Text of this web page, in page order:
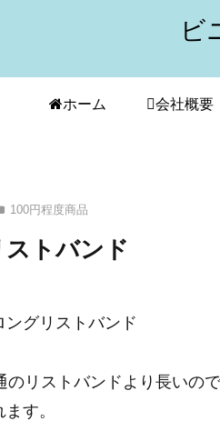
ビ
ホーム 会社概要
100円程度商品
ストバンド
ングリストバンド
のリストバンドより長いの
す。